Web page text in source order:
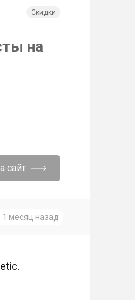
Скидки
на
сайт
1 месяц назад